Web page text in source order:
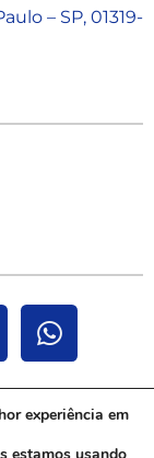
– SP, 01319-
experiência em